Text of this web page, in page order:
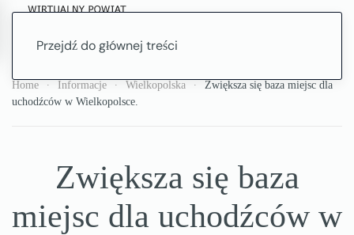
Przejdź do głównej treści
Home Informacje Wielkopolska
Zwiększa się baza miejsc dla
uchodźców w Wielkopolsce.
Zwiększa się baza
miejsc dla uchodźców w